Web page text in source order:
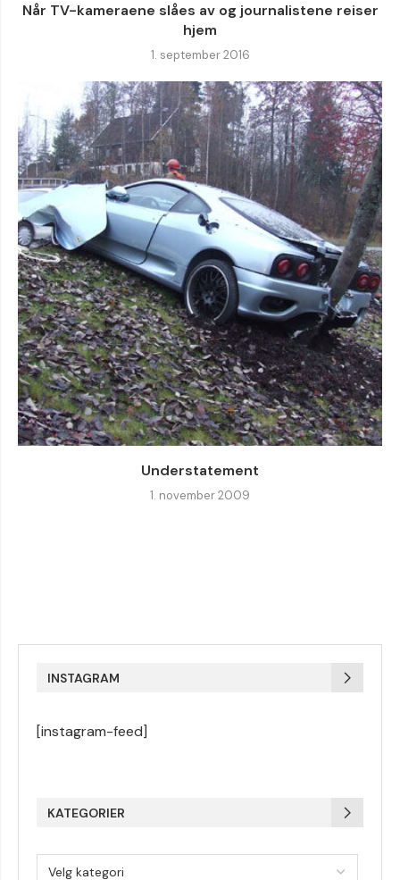
Når TV-kameraene slåes av og journalistene reiser
hjem
1. september 2016
Understatement
1. november 2009
INSTAGRAM
[instagram-feed]
KATEGORIER